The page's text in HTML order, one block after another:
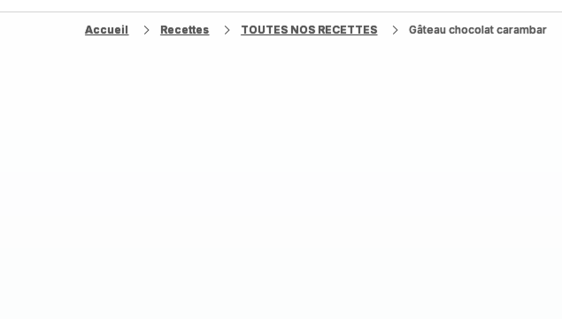
Accueil Recettes TOUTES NOS RECETTES Gâteau chocolat carambar